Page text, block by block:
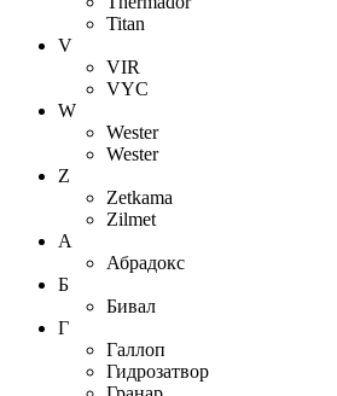
Titan
V
VIR
VYC
W
Wester
Wester
Z
Zetkama
Zilmet
А
Абрадокс
Б
Бивал
Г
Галлоп
Гидрозатвор